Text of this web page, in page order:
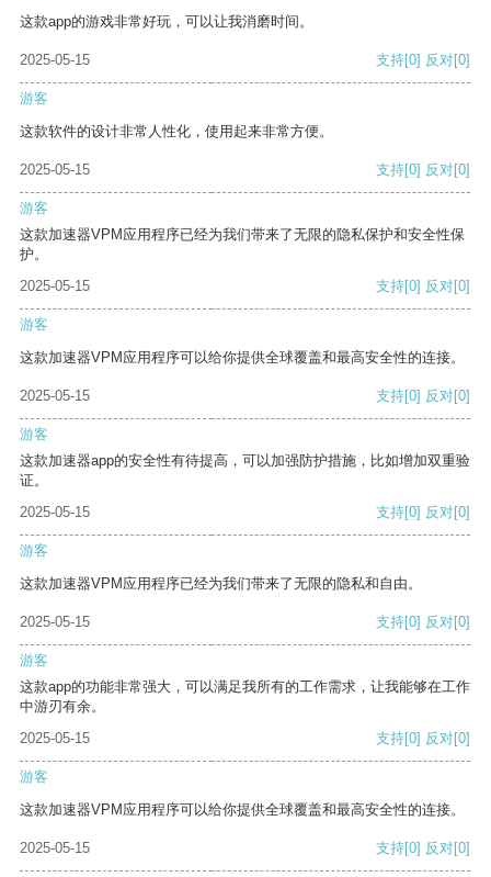
这款app的游戏非常好玩，可以让我消磨时间。
2025-05-15 支持[0] 反对[0]
游客
这款软件的设计非常人性化，使用起来非常方便。
2025-05-15 支持[0] 反对[0]
游客
这款加速器VPM应用程序已经为我们带来了无限的隐私保护和安全性保
护。
2025-05-15
支持[0] 反对[0]
游客
这款加速器VPM应用程序可以给你提供全球覆盖和最高安全性的连接。
2025-05-15 支持[0] 反对[0]
游客
这款加速器app的安全性有待提高，可以加强防护措施，比如增加双重验
证。
2025-05-15
支持[0] 反对[0]
游客
这款加速器VPM应用程序已经为我们带来了无限的隐私和自由。
2025-05-15 支持[0] 反对[0]
游客
这款app的功能非常强大，可以满足我所有的工作需求，让我能够在工作
中游刃有余。
2025-05-15
支持[0] 反对[0]
游客
这款加速器VPM应用程序可以给你提供全球覆盖和最高安全性的连接。
2025-05-15 支持[0] 反对[0]